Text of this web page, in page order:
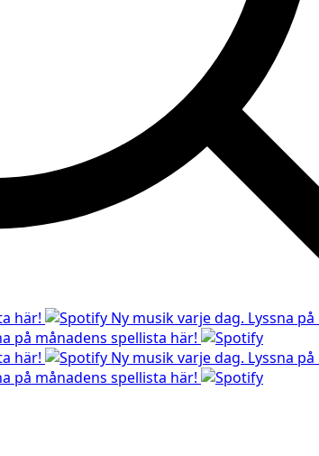
här! Ny musik varje dag. Lyssna
på månadens spellista här!
här!
Ny musik varje dag. Lyssna
på månadens spellista här!